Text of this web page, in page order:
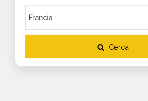
Cerca